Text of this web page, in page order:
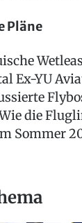
Pläne
Ex-YU
die
Sommer